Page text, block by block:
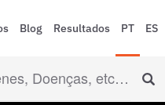
Blog Resultados PT ES